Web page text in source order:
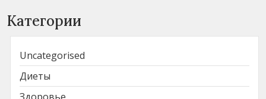
Категории
Uncategorised
Диеты
Здоровье